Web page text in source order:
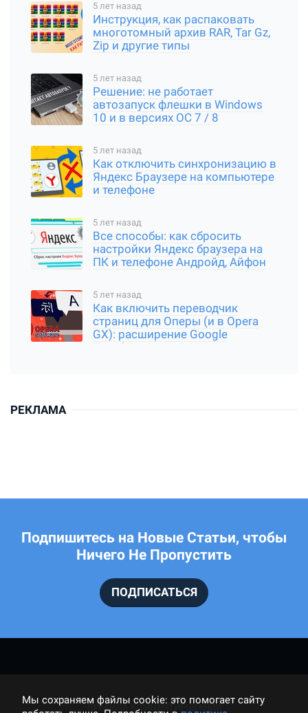
5 лет назад
Инструкция, как распаковать
многотомный архив RAR, Tar Gz,
Zip и другие типы
5 лет назад
Решение: не работает
автозапуск флешки в Windows
10 и в версиях ОС 7 / 8
5 лет назад
Как отключить синхронизацию в
Яндекс Браузере на компьютере
и телефоне
5 лет назад
Все способы: как сбросить
настройки Яндекс браузера на
ПК и телефоне Андройд, Айфон
5 лет назад
Как включить переводчик
страниц для Оперы (и в Opera
GX): расширение Google
Translator
РЕКЛАМА
Подпишитесь на Новые Статьи, чтобы
Ничего Не Пропустить
ПОДПИСАТЬСЯ
ПРАВИЛА КОММЕНТИРОВАНИЯ
Мы cохраняем файлы cookie: это помогает сайту